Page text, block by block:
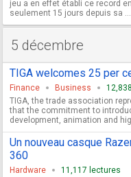
jeu a en effet établi ce record en
seulement 15 jours depuis sa ...
5 décembre
TIGA welcomes 25 per
Finance Business
TIGA, the trade association
that the commitment to
development, animation and
Un nouveau casque
360
Hardware
11,117 lectures